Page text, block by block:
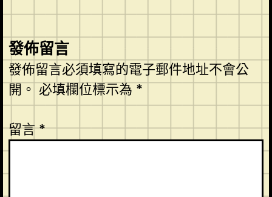
發佈留言
發佈留言必須填寫的電子郵件地址不會公
開。必填欄位標示為*
留言*